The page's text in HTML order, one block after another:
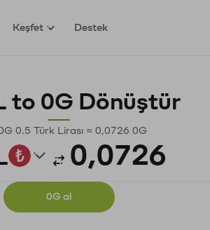
Keşfet Destek
to 0G Dönüştür
0.5 Türk Lirası ≈ 0,0726 0G
0G al